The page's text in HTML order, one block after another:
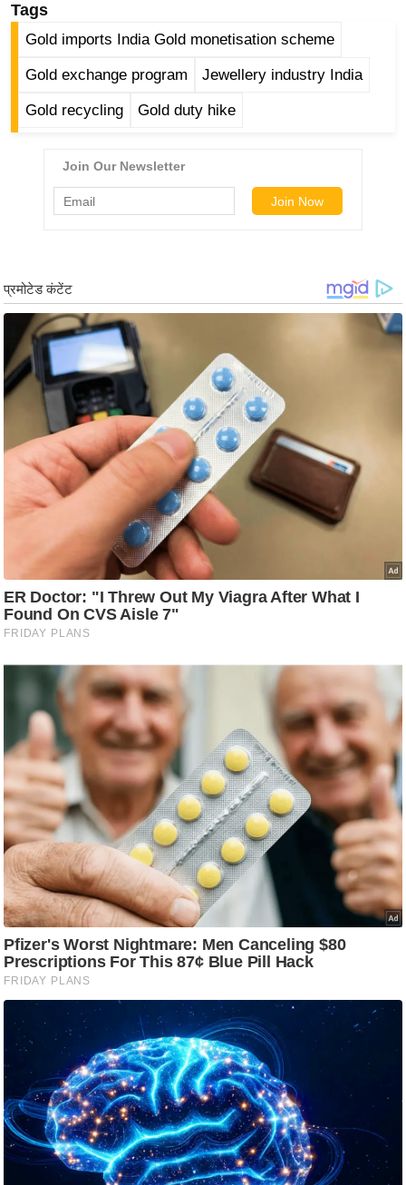
/
फै
घ
ट
न
स्थ
ल
फि
त्रा
श
न
शि
नी
ति
वि
श्ले
ष
ण
स
म
सा
म
यि
मा
तृ
भू
मि
स्तं
भ
ए
Tags
Gold imports India Gold monetisation scheme
Gold exchange program Jewellery industry India
Gold recycling Gold duty hike